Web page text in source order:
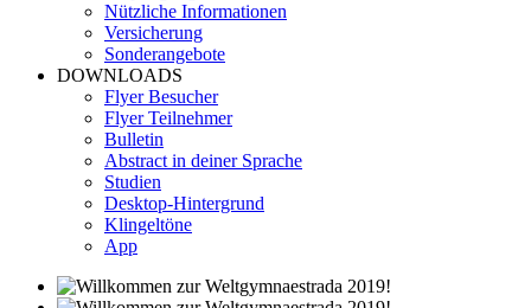
Nützliche Informationen
Versicherung
Sonderangebote
DOWNLOADS
Flyer Besucher
Flyer Teilnehmer
Bulletin
Abstract in deiner Sprache
Studien
Desktop-Hintergrund
Klingeltöne
App